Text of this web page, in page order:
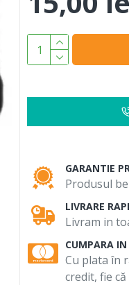
GARANTIE
Produsul
LIVRARE
Livram in
CUMPARA IN
Cu plata în
credit, fie